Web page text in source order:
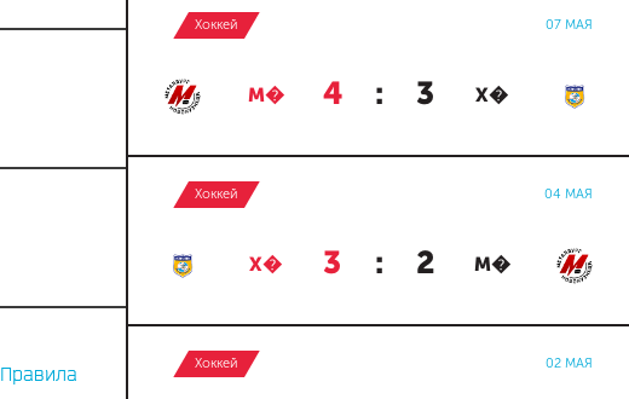
Правила
Хоккей 07 МАЯ
М� 4 : 3 Х�
Хоккей 04 МАЯ
Х� 3 : 2 М�
Хоккей 02 МАЯ